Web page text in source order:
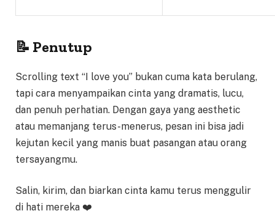
📝 Penutup
Scrolling text “I love you” bukan cuma kata berulang,
tapi cara menyampaikan cinta yang dramatis, lucu,
dan penuh perhatian. Dengan gaya yang aesthetic
atau memanjang terus-menerus, pesan ini bisa jadi
kejutan kecil yang manis buat pasangan atau orang
tersayangmu.
Salin, kirim, dan biarkan cinta kamu terus menggulir
di hati mereka ❤️